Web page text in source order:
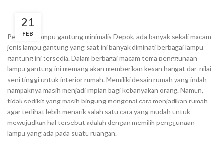
21
FEB
Pengrajin lampu gantung minimalis Depok, ada banyak sekali macam
jenis lampu gantung yang saat ini banyak diminati berbagai lampu
gantung ini tersedia. Dalam berbagai macam tema penggunaan
lampu gantung ini memang akan memberikan kesan hangat dan nilai
seni tinggi untuk interior rumah. Memiliki desain rumah yang indah
nampaknya masih menjadi impian bagi kebanyakan orang. Namun,
tidak sedikit yang masih bingung mengenai cara menjadikan rumah
agar terlihat lebih menarik salah satu cara yang mudah untuk
mewujudkan hal tersebut adalah dengan memilih penggunaan
lampu yang ada pada suatu ruangan.